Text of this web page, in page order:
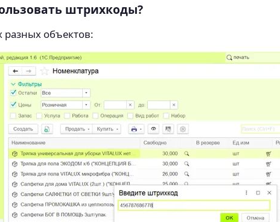
штрихкоды?
объектов: